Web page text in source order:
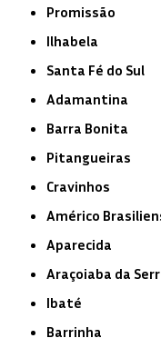
Promissão
Ilhabela
Santa Fé do Sul
Adamantina
Barra Bonita
Pitangueiras
Cravinhos
Américo
Aparecida
Araçoiaba da
Ibaté
Barrinha